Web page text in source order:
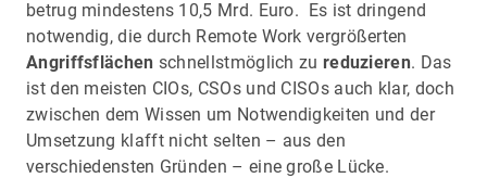
betrug mindestens 10,5 Mrd. Euro. Es ist dringend
notwendig, die durch Remote Work vergrößerten
Angriffsflächen schnellstmöglich zu reduzieren. Das
ist den meisten CIOs, CSOs und CISOs auch klar, doch
zwischen dem Wissen um Notwendigkeiten und der
Umsetzung klafft nicht selten – aus den
verschiedensten Gründen – eine große Lücke.